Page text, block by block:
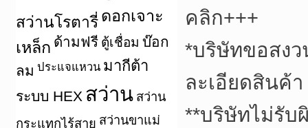
สว่านโรตารี่ ดอกเจาะ
เหล็ก ด้ามฟรี ตู้เชื่อม บ๊อก
ลม ประแจแหวน มากีต้า
ระบบ HEX สว่าน สว่าน
กระแทกไร้สาย สว่านขาแม่
คลิก+++
*บริษัทขอสงว
ละเอียดสินค้
**บริษัทไม่รับ